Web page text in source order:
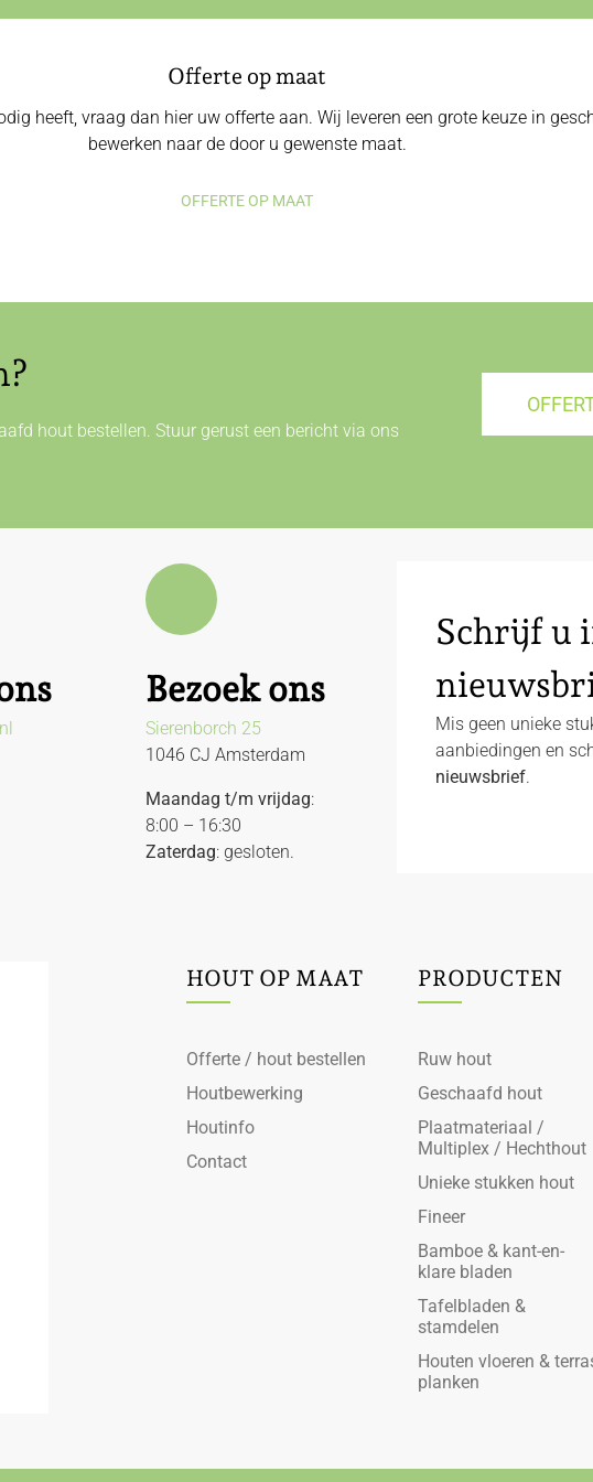
Offerte op maat
heeft, vraag dan hier uw offerte aan. Wij leveren een grote keuze in
bewerken naar de door u gewenste maat.
OFFERTE OP MAAT
hout bestellen. Stuur gerust een bericht via ons
Bezoek ons
Sierenborch 25
1046 CJ Amsterdam
Maandag t/m vrijdag:
8:00 – 16:30
Zaterdag: gesloten.
Schrijf u
Mis geen unieke
aanbiedingen en
nieuwsbrief.
HOUT OP MAAT
Offerte / hout bestellen
Houtbewerking
Houtinfo
Contact
PRODUCTEN
Ruw hout
Geschaafd hout
Plaatmateriaal /
Multiplex / Hechthout
Unieke stukken hout
Fineer
Bamboe & kant-en-
klare bladen
Tafelbladen &
stamdelen
Houten vloeren &
planken